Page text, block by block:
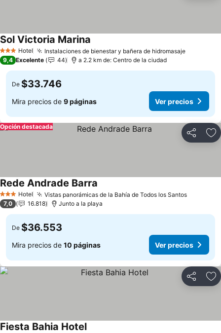
3 Estrellas
Hotel Instalaciones de bienestar y bañera de hidromasaje
Sol Victoria Marina
9,4 Excelente 44 a 2.2 km de: Centro de la ciudad
De $33.746
Mira precios de 9 páginas Ver precios
Compartir
Opción destacada
3 Estrellas
Hotel Vistas panorámicas de la Bahía de Todos los Santos
Rede Andrade Barra
7,0 16.818 Junto a la playa
De $36.553
Mira precios de 10 páginas Ver precios
Compartir
Fiesta Bahia Hotel